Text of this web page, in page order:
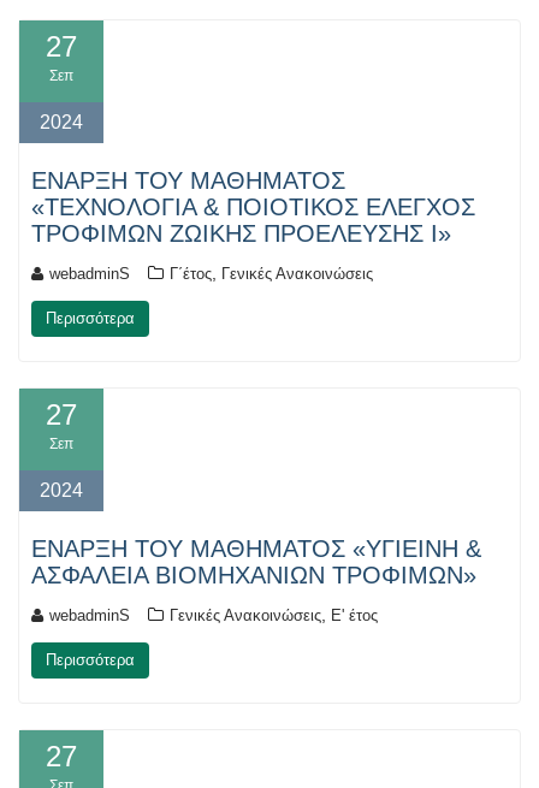
27
Σεπ
2024
ΕΝΑΡΞΗ ΤΟΥ ΜΑΘΗΜΑΤΟΣ
«ΤΕΧΝΟΛΟΓΙΑ & ΠΟΙΟΤΙΚΟΣ ΕΛΕΓΧΟΣ
ΤΡΟΦΙΜΩΝ ΖΩΙΚΗΣ ΠΡΟΕΛΕΥΣΗΣ I»
webadminS Γ΄έτος, Γενικές Ανακοινώσεις
Περισσότερα
27
Σεπ
2024
ΕΝΑΡΞΗ ΤΟΥ ΜΑΘΗΜΑΤΟΣ «ΥΓΙΕΙΝΗ &
ΑΣΦΑΛΕΙΑ ΒΙΟΜΗΧΑΝΙΩΝ ΤΡΟΦΙΜΩΝ»
webadminS Γενικές Ανακοινώσεις, Ε' έτος
Περισσότερα
27